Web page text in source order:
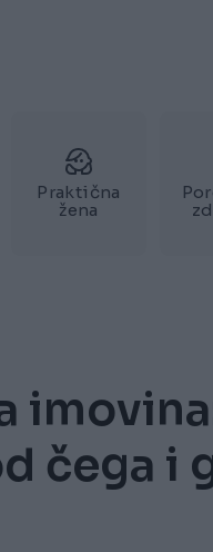
Praktična
žena
čega i